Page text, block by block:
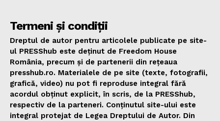
Termeni și condiții
Dreptul de autor pentru articolele publicate pe site-
ul PRESShub este deținut de Freedom House
România, precum și de partenerii din rețeaua
presshub.ro. Materialele de pe site (texte, fotografii,
grafică, video) nu pot fi reproduse integral fără
acordul obținut explicit, în scris, de la PRESShub,
respectiv de la parteneri. Conținutul site-ului este
integral protejat de Legea Dreptului de Autor. Din